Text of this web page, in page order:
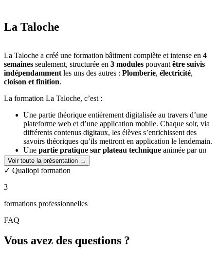
La Taloche
La Taloche a créé une formation bâtiment complète et intense en 4
semaines seulement, structurée en 3 modules pouvant être suivis
indépendamment les uns des autres : Plomberie, électricité,
cloison et finition.
La formation La Taloche, c’est :
Une partie théorique entièrement digitalisée au travers d’une
plateforme web et d’une application mobile. Chaque soir, via
différents contenus digitaux, les élèves s’enrichissent des
savoirs théoriques qu’ils mettront en application le lendemain.
Une partie pratique sur plateau technique animée par un
artisan professionnel. Le matin, le professeur revient sur les
notions de la veille, répond aux questions éventuelles puis
encadre les élèves pendant
La validation des 3 modules plomberie, électricité, cloison et finition
permet d’obtenir un
Les clés vers l'excellence :
Voir toute la présentation →
✓ Qualiopi formation
3
formations professionnelles
FAQ
Vous avez des questions ?